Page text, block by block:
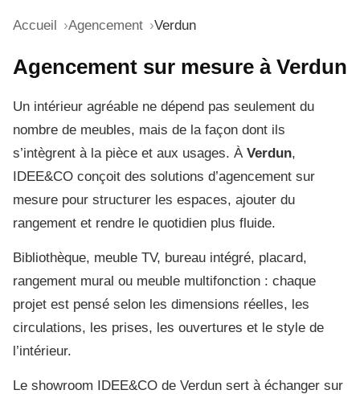
Accueil Agencement Verdun
Agencement sur mesure à Verdun
Un intérieur agréable ne dépend pas seulement du
nombre de meubles, mais de la façon dont ils
s’intègrent à la pièce et aux usages. À Verdun,
IDEE&CO conçoit des solutions d’agencement sur
mesure pour structurer les espaces, ajouter du
rangement et rendre le quotidien plus fluide.
Bibliothèque, meuble TV, bureau intégré, placard,
rangement mural ou meuble multifonction : chaque
projet est pensé selon les dimensions réelles, les
circulations, les prises, les ouvertures et le style de
l’intérieur.
Le showroom IDEE&CO de Verdun sert à échanger sur